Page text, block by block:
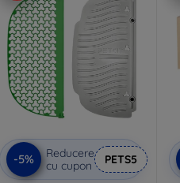
-5%
Reducere
cu cupon
PETS5